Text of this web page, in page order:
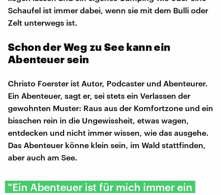
Schaufel ist immer dabei, wenn sie mit dem Bulli oder
Zelt unterwegs ist.
Schon der Weg zu See kann ein
Abenteuer sein
Christo Foerster ist Autor, Podcaster und Abenteurer.
Ein Abenteuer, sagt er, sei stets ein Verlassen der
gewohnten Muster: Raus aus der Komfortzone und ein
bisschen rein in die Ungewissheit, etwas wagen,
entdecken und nicht immer wissen, wie das ausgehe.
Das Abenteuer könne klein sein, im Wald stattfinden,
aber auch am See.
"Ein Abenteuer ist für mich immer ein